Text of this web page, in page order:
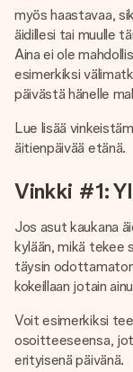
nopeammin kuin
myös haastavaa,
äidillesi tai muulle
Aina ei ole
esimerkiksi
päivästä hänelle
Lue lisää
äitienpäivää etänä.
Vinkki #1:
Jos asut kaukana
kylään, mikä tekee
täysin
kokeillaan jotain
Voit esimerkiksi
osoitteeseensa,
erityisenä päivänä.